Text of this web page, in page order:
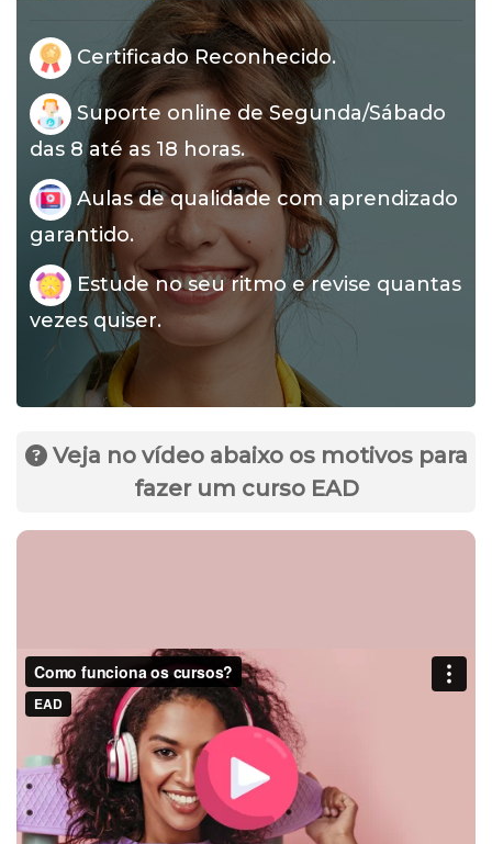
Certificado Reconhecido.
Suporte online de Segunda/Sábado
das 8 até as 18 horas.
Aulas de qualidade com aprendizado
garantido.
Estude no seu ritmo e revise quantas
vezes quiser.
Veja no vídeo abaixo os motivos para
fazer um curso EAD